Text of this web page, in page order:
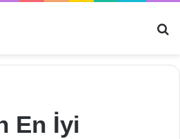
En İyi